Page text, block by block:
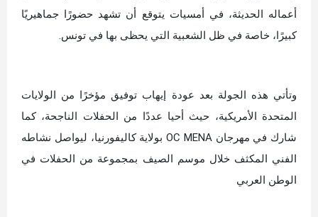
أعماله الحديثة، في أمسيات يتوقع أن تشهد حضورًا جماهيريًا
كبيرًا، خاصة في ظل الشعبية التي يحظى بها في تونس.
وتأتي هذه الجولة بعد عودة إيهاب توفيق مؤخرًا من الولايات
المتحدة الأمريكية، حيث أحيا عددًا من الحفلات الناجحة، كما
شارك في مهرجان OC MENA بولاية كاليفورنيا، ليواصل نشاطه
الفني المكثف خلال موسم الصيف بمجموعة من الحفلات في
الوطن العربي